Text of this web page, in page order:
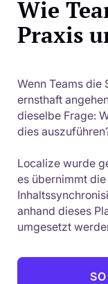
Wie
Praxis
Wenn Teams die
ernsthaft
dieselbe Frage:
dies
Localize wurde
es übernimmt
anhand dieses
umgesetzt